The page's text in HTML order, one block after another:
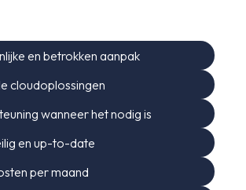
en betrokken aanpak
cloudoplossingen
wanneer het nodig is
en up-to-date
per maand